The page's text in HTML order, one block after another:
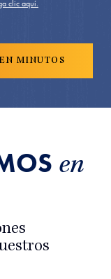
clic aquí.
en